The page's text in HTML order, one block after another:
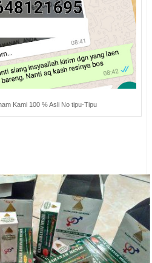
Kami 100 % Asli No tipu-Tipu